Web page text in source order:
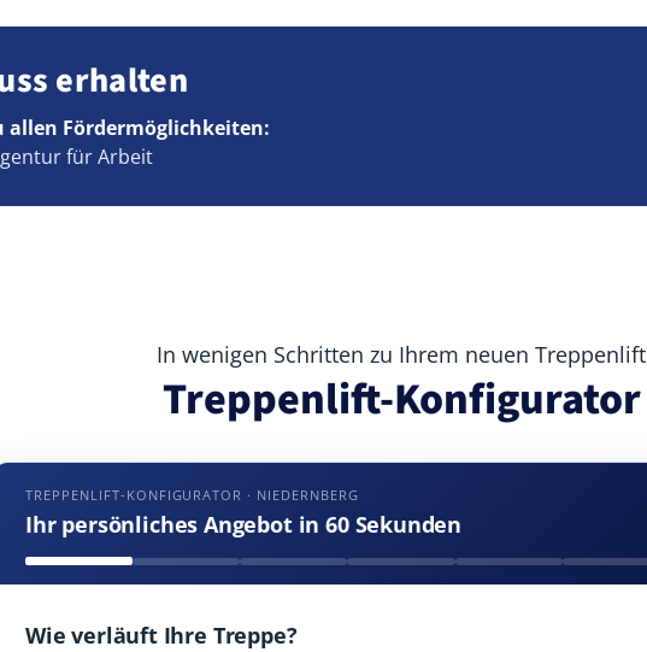
erhalten
allen Fördermöglichkeiten:
für Arbeit
In wenigen Schritten zu Ihrem neuen Treppenlift
Treppenlift-Konfigurator
TREPPENLIFT-KONFIGURATOR · NIEDERNBERG
Ihr persönliches Angebot in 60 Sekunden
Wie verläuft Ihre Treppe?